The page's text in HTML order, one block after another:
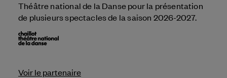
Théâtre national de la Danse pour la présentation
de plusieurs spectacles de la saison 2026-2027.
Voir le partenaire